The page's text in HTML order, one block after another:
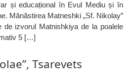
și educațional în Evul Mediu și în
Mănăstirea Matneshki „Sf. Nikolay”
de izvorul Matnishkiya de la poalele
5 […]
Tsarevets